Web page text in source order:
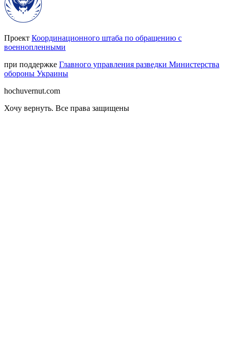
Проект Координационного штаба по обращению с
военнопленными
при поддержке Главного управления разведки Министерства
обороны Украины
hochuvernut.com
Хочу вернуть. Все права защищены